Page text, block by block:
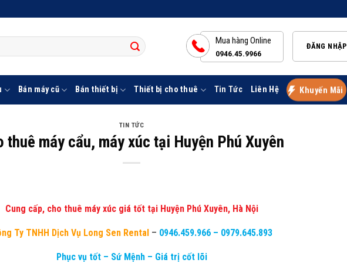
Mua hàng Online
0946.45.9966
ĐĂNG NHẬP
Bán máy cũ Bán thiết bị Thiết bị cho thuê Tin Tức Liên Hệ Khuyến Mãi
TIN TỨC
thuê máy cẩu, máy xúc tại Huyện Phú Xuyên
Cung cấp, cho thuê máy xúc giá tốt tại Huyện Phú Xuyên, Hà Nội
Ty TNHH Dịch Vụ Long Sen Rental – 0946.459.966 – 0979.645.893
Phục vụ tốt – Sứ Mệnh – Giá trị cốt lõi